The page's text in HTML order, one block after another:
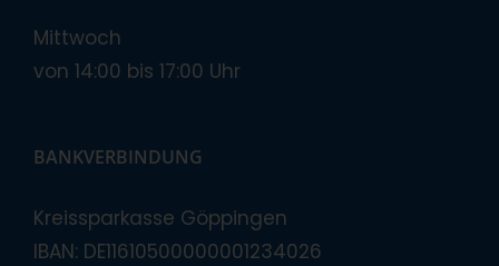
Mittwoch
von 14:00 bis 17:00 Uhr
BANKVERBINDUNG
Kreissparkasse Göppingen
IBAN: DE11610500000001234026